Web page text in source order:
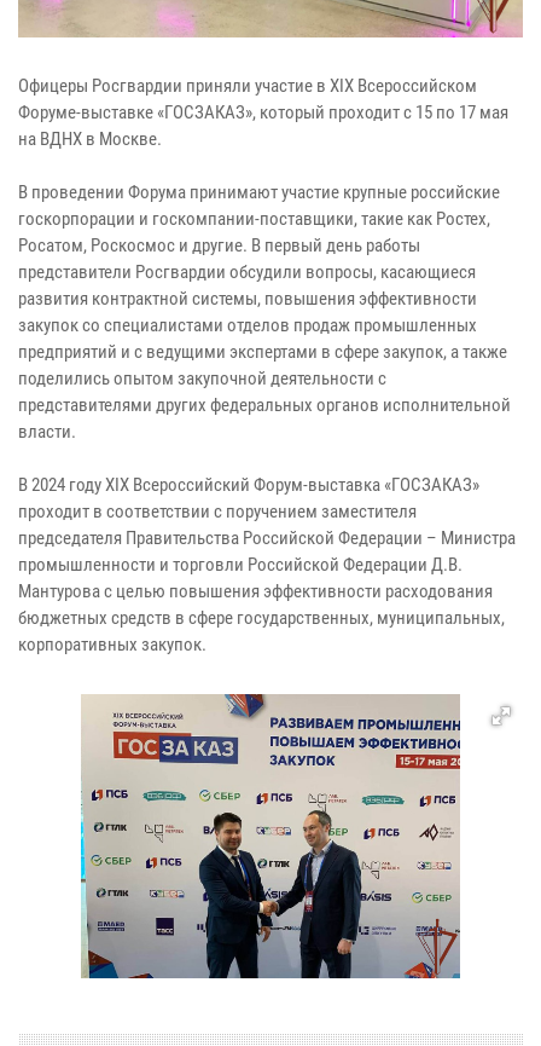
Офицеры Росгвардии приняли участие в XIX Всероссийском
Форуме-выставке «ГОСЗАКАЗ», который проходит с 15 по 17 мая
на ВДНХ в Москве.
В проведении Форума принимают участие крупные российские
госкорпорации и госкомпании-поставщики, такие как Ростех,
Росатом, Роскосмос и другие. В первый день работы
представители Росгвардии обсудили вопросы, касающиеся
развития контрактной системы, повышения эффективности
закупок со специалистами отделов продаж промышленных
предприятий и с ведущими экспертами в сфере закупок, а также
поделились опытом закупочной деятельности с
представителями других федеральных органов исполнительной
власти.
В 2024 году XIX Всероссийский Форум-выставка «ГОСЗАКАЗ»
проходит в соответствии с поручением заместителя
председателя Правительства Российской Федерации – Министра
промышленности и торговли Российской Федерации Д.В.
Мантурова с целью повышения эффективности расходования
бюджетных средств в сфере государственных, муниципальных,
корпоративных закупок.